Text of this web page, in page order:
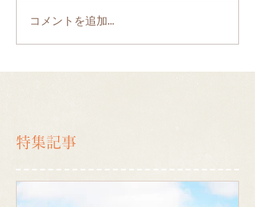
コメントを追加…
特集記事